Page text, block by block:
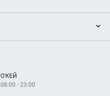
О'КЕЙ
08:00 - 23:00